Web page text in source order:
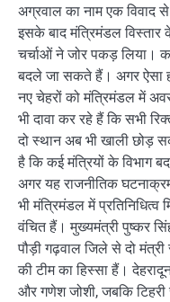
अग्रवाल का नाम एक विवाद से
इसके बाद मंत्रिमंडल
चर्चाओं ने जोर पकड़ लिया।
बदले जा सकते हैं। अगर ऐसा
नए चेहरों को मंत्रिमंडल में
भी दावा कर रहे हैं कि सभी
दो स्थान अब भी खाली छोड़
है कि कई मंत्रियों के विभाग
अगर यह राजनीतिक
भी मंत्रिमंडल में
वंचित हैं। मुख्यमंत्री पुष्कर
पौड़ी गढ़वाल जिले से दो
की टीम का हिस्सा हैं।
और गणेश जोशी, जबकि